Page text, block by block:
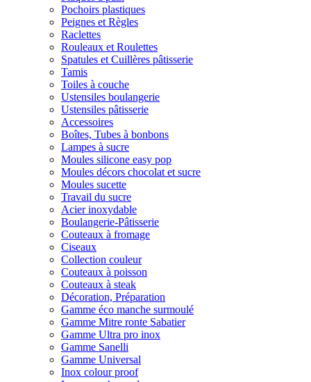
Pochoirs plastiques
Peignes et Règles
Raclettes
Rouleaux et Roulettes
Spatules et Cuillères pâtisserie
Tamis
Toiles à couche
Ustensiles boulangerie
Ustensiles pâtisserie
Accessoires
Boîtes, Tubes à bonbons
Lampes à sucre
Moules silicone easy pop
Moules décors chocolat et sucre
Moules sucette
Travail du sucre
Acier inoxydable
Boulangerie-Pâtisserie
Couteaux à fromage
Ciseaux
Collection couleur
Couteaux à poisson
Couteaux à steak
Décoration, Préparation
Gamme éco manche surmoulé
Gamme Mitre ronte Sabatier
Gamme Ultra pro inox
Gamme Sanelli
Gamme Universal
Inox colour proof